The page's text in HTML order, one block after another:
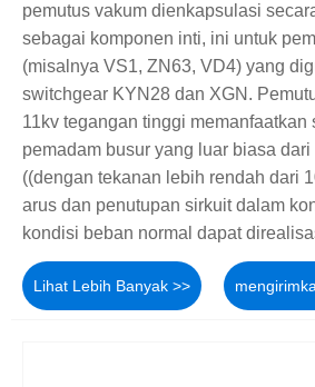
pemutus vakum dienkapsulasi
sebagai komponen inti, ini untuk
(misalnya VS1, ZN63, VD4) yang
switchgear KYN28 dan XGN.
11kv tegangan tinggi memanfaatkan
pemadam busur yang luar biasa
((dengan tekanan lebih rendah dari
arus dan penutupan sirkuit dalam
kondisi beban normal dapat
Lihat Lebih Banyak >>